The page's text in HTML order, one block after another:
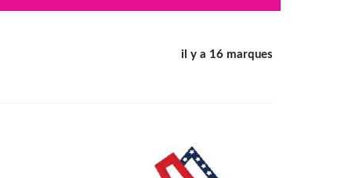
il y a 16 marques